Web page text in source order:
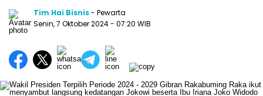
Tim Hai Bisnis- Pewarta
Senin, 7 Oktober 2024- 07:20 WIB